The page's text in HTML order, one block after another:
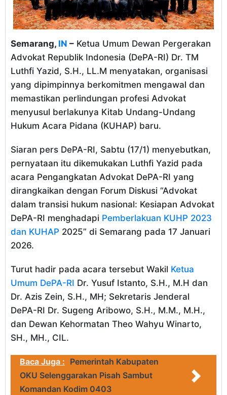
Semarang, IN – Ketua Umum Dewan Pergerakan
Advokat Republik Indonesia (DePA-RI) Dr. TM
Luthfi Yazid, S.H., LL.M menyatakan, organisasi
yang dipimpinnya berkomitmen mengawal dan
memastikan perlindungan profesi Advokat
menyusul berlakunya Kitab Undang-Undang
Hukum Acara Pidana (KUHAP) baru.
Siaran pers DePA-RI, Sabtu (17/1) menyebutkan,
pernyataan itu dikemukakan Luthfi Yazid pada
acara Pengangkatan Advokat DePA-RI yang
dirangkaikan dengan Forum Diskusi “Advokat
dalam transisi hukum nasional: Kesiapan Advokat
DePA-RI menghadapi Pemberlakuan KUHP 2023
dan KUHAP 2025” di Semarang pada 17 Januari
2026.
Turut hadir pada acara tersebut Wakil Ketua
Umum DePA-RI Dr. Yusuf Istanto, S.H., M.H dan
Dr. Azis Zein, S.H., MH; Sekretaris Jenderal
DePA-RI Dr. Sugeng Aribowo, S.H., M.M., M.H.,
dan Dewan Kehormatan Theo Wahyu Winarto,
SH., MH., CIL.
Baca Juga : Pemerintah Kabupaten
OKU Selenggarakan Pisah Sambut
Komandan Kodim 0403